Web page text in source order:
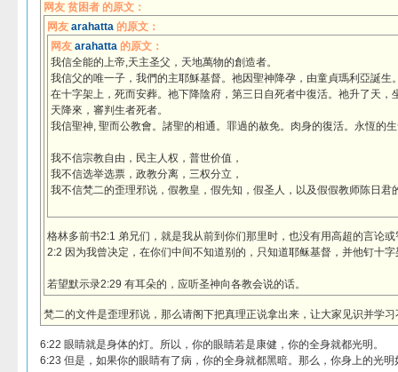
网友 贫困者 的原文：
网友 arahatta的原文：
网友 arahatta的原文：
我信全能的上帝,天主圣父，天地萬物的創造者。
我信父的唯一子，我們的主耶穌基督。祂因聖神降孕，由童貞瑪利亞誕生
在十字架上，死而安葬。祂下降陰府，第三日自死者中復活。祂升了天，
天降來，審判生者死者。
我信聖神, 聖而公教會。諸聖的相通。罪過的赦免。肉身的復活。永恆的
我不信宗教自由，民主人权，普世价值，
我不信选举选票，政教分离，三权分立，
我不信梵二的歪理邪说，假教皇，假先知，假圣人，以及假
格林多前书2:1 弟兄们，就是我从前到你们那里时，也没有用高超的言论
2:2 因为我曾决定，在你们中间不知道别的，只知道耶稣基督，并他钉十字
若望默示录2:29 有耳朵的，应听圣神向各教会说的话。
梵二的文件是歪理邪说，那么请阁下把真理正说拿出来，让大家见识并学习
6:22 眼睛就是身体的灯。所以，你的眼睛若是康健，你的全身就都光明。
6:23 但是，如果你的眼睛有了病，你的全身就都黑暗。那么，你身上的光